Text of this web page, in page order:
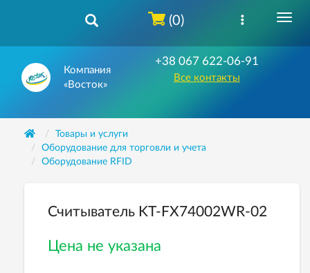
Компания
«Восток»
+38 067 622-06-91
Все контакты
(0)
Товары и услуги
Оборудование для торговли и учета
Оборудование RFID
Считыватель KT-FX74002WR-02
Цена не указана